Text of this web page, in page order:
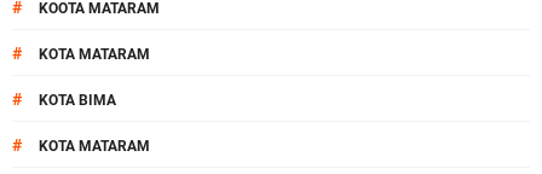
# KOOTA MATARAM
# KOTA MATARAM
# KOTA BIMA
# KOTA MATARAM